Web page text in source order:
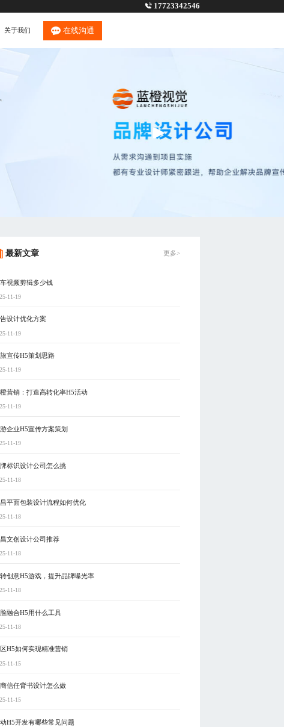
17723342546
关于我们 在线沟通
最新文章 更多>
视频剪辑多少钱
11-19
设计优化方案
11-19
宣传H5策划思路
11-19
营销：打造高转化率H5活动
11-19
企业H5宣传方案策划
11-19
标识设计公司怎么挑
11-18
平面包装设计流程如何优化
11-18
文创设计公司推荐
11-18
创意H5游戏，提升品牌曝光率
11-18
脸融合H5用什么工具
11-18
H5如何实现精准营销
11-15
信任背书设计怎么做
11-15
H5开发有哪些常见问题